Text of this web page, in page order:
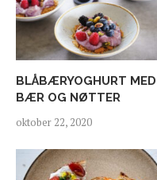
BLÅBÆRYOGHURT MED
BÆR OG NØTTER
oktober 22, 2020